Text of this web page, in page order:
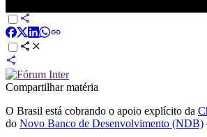
Compartilhar matéria
O Brasil está cobrando o apoio explícito da
do Novo Banco de Desenvolvimento (NDB)